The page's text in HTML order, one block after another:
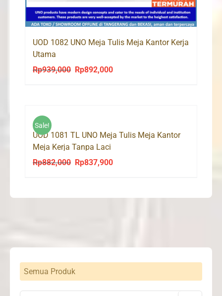
UOD 1082 UNO Meja Tulis Meja Kantor Kerja
Utama
Rp939,000
Original
Rp892,000Current
Sale!
UOD 1081 TL UNO Meja Tulis Meja Kantor
Meja Kerja Tanpa Laci
Rp882,000
Original
Rp837,900Current
Semua Produk